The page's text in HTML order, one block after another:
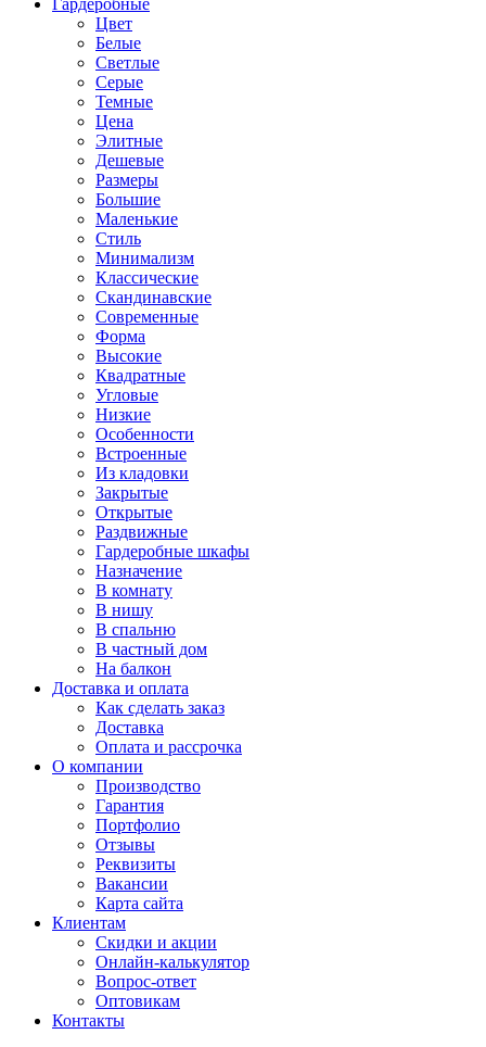
Гардеробные
Цвет
Белые
Светлые
Серые
Темные
Цена
Элитные
Дешевые
Размеры
Большие
Маленькие
Стиль
Минимализм
Классические
Скандинавские
Современные
Форма
Высокие
Квадратные
Угловые
Низкие
Особенности
Встроенные
Из кладовки
Закрытые
Открытые
Раздвижные
Гардеробные шкафы
Назначение
В комнату
В нишу
В спальню
В частный дом
На балкон
Доставка и оплата
Как сделать заказ
Доставка
Оплата и рассрочка
О компании
Производство
Гарантия
Портфолио
Отзывы
Реквизиты
Вакансии
Карта сайта
Клиентам
Скидки и акции
Онлайн-калькулятор
Вопрос-ответ
Оптовикам
Контакты